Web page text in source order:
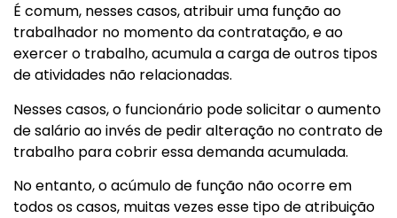
É comum, nesses casos, atribuir uma função ao
trabalhador no momento da contratação, e ao
exercer o trabalho, acumula a carga de outros tipos
de atividades não relacionadas.
Nesses casos, o funcionário pode solicitar o aumento
de salário ao invés de pedir alteração no contrato de
trabalho para cobrir essa demanda acumulada.
No entanto, o acúmulo de função não ocorre em
todos os casos, muitas vezes esse tipo de atribuição